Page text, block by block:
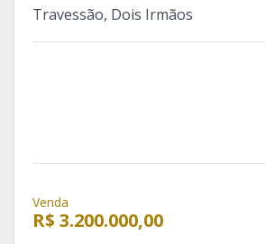
Travessão, Dois Irmãos
Venda
R$ 3.200.000,00